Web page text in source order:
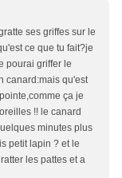
ses griffes sur le
ce que tu fait?je
pourai griffer le
canard:mais qu'est
ça je
!! le canard
minutes plus
petit lapin ? et le
les pattes et a